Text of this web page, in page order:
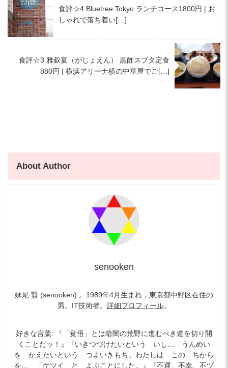
食評☆4 Bluetree Tokyo ランチコース1800円 | お
しゃれで落ち着い[…]
食評☆3 雅叙宴（がじょえん） 黒酢スブタ定食
880円 | 横浜アリーナ横の中華屋でご[…]
About Author
senooken
妹尾 賢 (senooken) 。1989年4月生まれ，東京都中野区在住の
男。IT技術者。 詳細プロフィール。
好きな言葉: 『「覚悟」とは暗闇の荒野に進むべき道を切り開
くことだッ！』『いきつづけたいという いし… うんめい
を かえたいという つよいきもち。わたしは この ちから
を… 「ケツイ」と よぶことにした。』『不運、不幸、不ヅ